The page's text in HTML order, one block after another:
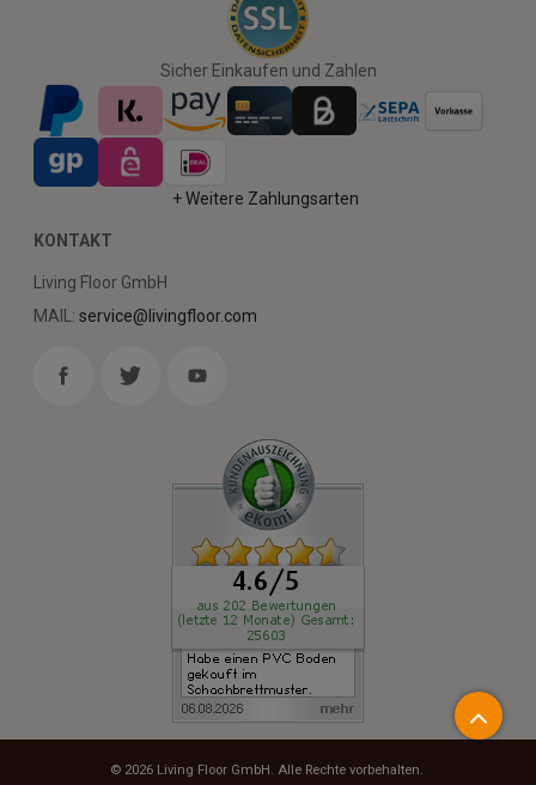
Sicher Einkaufen und Zahlen
+ Weitere Zahlungsarten
KONTAKT
Living Floor GmbH
MAIL: service@livingfloor.com
© 2026 Living Floor GmbH. Alle Rechte vorbehalten.